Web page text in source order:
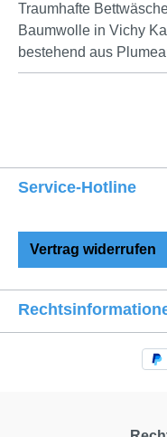
Traumhafte
Baumwolle in Vichy
bestehend aus
Service-Hotline
Vertrag widerrufen